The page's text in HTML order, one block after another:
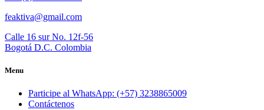
feaktiva@gmail.com
Calle 16 sur No. 12f-56
Bogotá D.C. Colombia
Menu
Participe al WhatsApp: (+57) 3238865009
Contáctenos